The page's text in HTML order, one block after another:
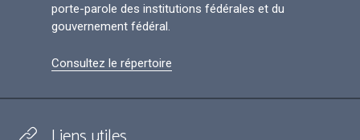
porte-parole des institutions fédérales et du
gouvernement fédéral.
Consultez le répertoire